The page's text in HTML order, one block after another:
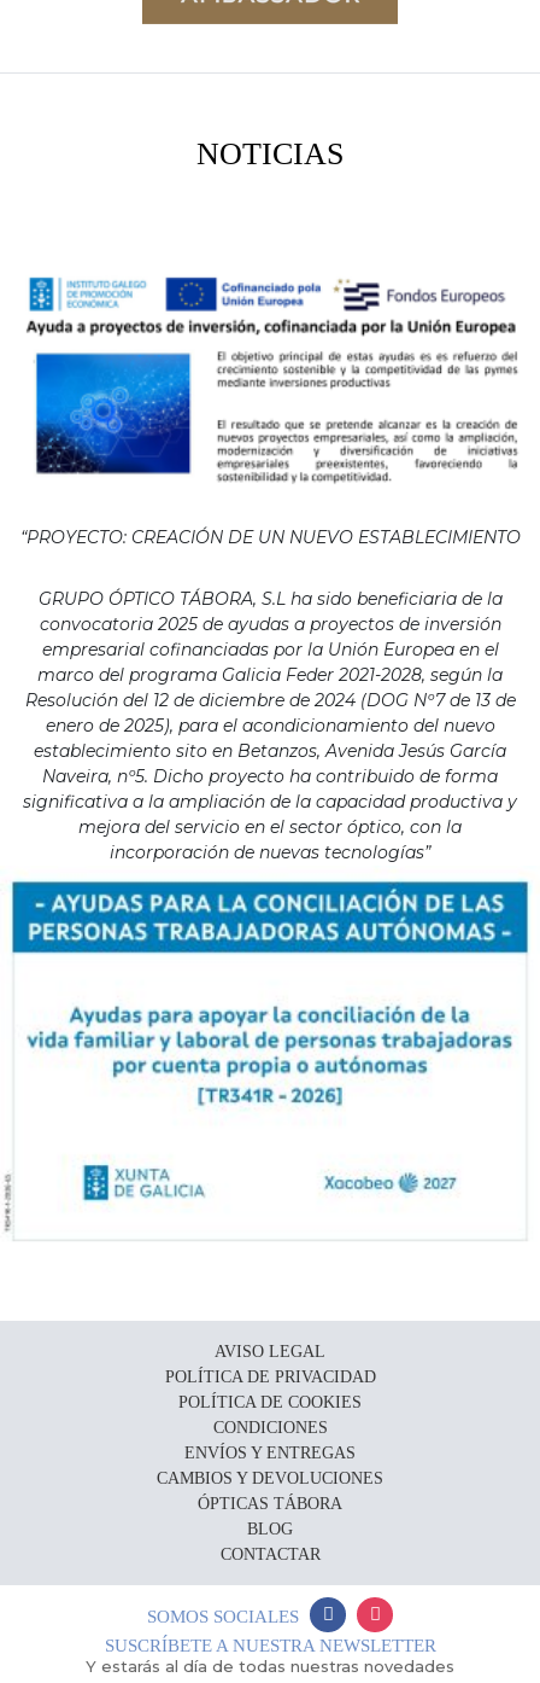
NOTICIAS
“PROYECTO: CREACIÓN DE UN NUEVO ESTABLECIMIENTO
GRUPO ÓPTICO TÁBORA, S.L ha sido beneficiaria de la
convocatoria 2025 de ayudas a proyectos de inversión
empresarial cofinanciadas por la Unión Europea en el
marco del programa Galicia Feder 2021-2028, según la
Resolución del 12 de diciembre de 2024 (DOG Nº7 de 13 de
enero de 2025), para el acondicionamiento del nuevo
establecimiento sito en Betanzos, Avenida Jesús García
Naveira, nº5. Dicho proyecto ha contribuido de forma
significativa a la ampliación de la capacidad productiva y
mejora del servicio en el sector óptico, con la
incorporación de nuevas tecnologías”
AVISO LEGAL
POLÍTICA DE PRIVACIDAD
POLÍTICA DE COOKIES
CONDICIONES
ENVÍOS Y ENTREGAS
CAMBIOS Y DEVOLUCIONES
ÓPTICAS TÁBORA
BLOG
CONTACTAR
SOMOS SOCIALES
SUSCRÍBETE A NUESTRA NEWSLETTER
Y estarás al día de todas nuestras novedades